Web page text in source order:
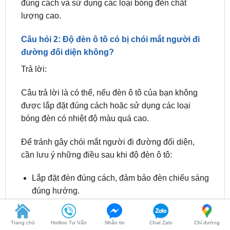
đúng cách và sử dụng các loại bóng đèn chất
lượng cao.
Câu hỏi 2: Độ đèn ô tô có bị chói mắt người đi
đường đối diện không?
Trả lời:
Câu trả lời là có thể, nếu đèn ô tô của bạn không
được lắp đặt đúng cách hoặc sử dụng các loại
bóng đèn có nhiệt độ màu quá cao.
Để tránh gây chói mắt người đi đường đối diện,
cần lưu ý những điều sau khi độ đèn ô tô:
Lắp đặt đèn đúng cách, đảm bảo đèn chiếu sáng
đúng hướng.
Sử dụng các loại bóng đèn có nhiệt độ màu phù
hợp, không quá cao.
Trang chủ Hotline Tư Vấn Nhắn tin Chat Zalo Chỉ đường